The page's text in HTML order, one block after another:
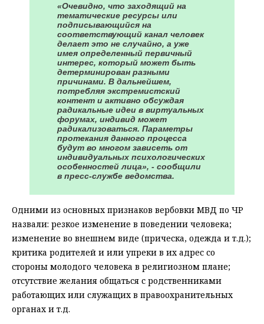
«Очевидно, что заходящий на
тематические ресурсы или
подписывающийся на
соответствующий канал человек
делает это не случайно, а уже
имея определенный первичный
интерес, который может быть
детерминирован разными
причинами. В дальнейшем,
потребляя экстремистский
контент и активно обсуждая
радикальные идеи в виртуальных
форумах, индивид может
радикализоваться. Параметры
протекания данного процесса
будут во многом зависеть от
индивидуальных психологических
особенностей лица», - сообщили
в пресс-службе ведомства.
Одними из основных признаков вербовки МВД по ЧР
назвали: резкое изменение в поведении человека;
изменение во внешнем виде (прическа, одежда и т.д.);
критика родителей и или упреки в их адрес со
стороны молодого человека в религиозном плане;
отсутствие желания общаться с родственниками
работающих или служащих в правоохранительных
органах и т.д.